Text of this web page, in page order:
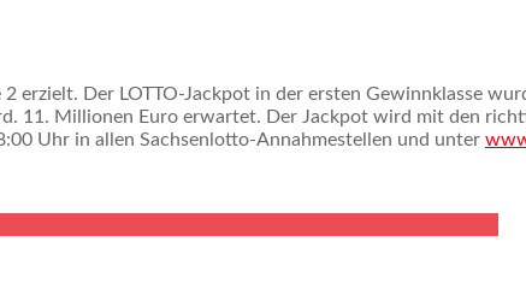
erzielt. Der LOTTO-Jackpot in der ersten Gewinnklasse
11. Millionen Euro erwartet. Der Jackpot wird mit den
Uhr in allen Sachsenlotto-Annahmestellen und unter